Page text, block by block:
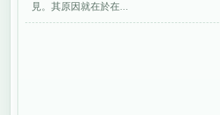
見。其原因就在於在...